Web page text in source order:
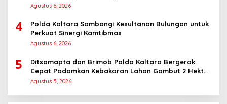
Agustus 6, 2026
4
Polda Kaltara Sambangi Kesultanan Bulungan untuk
Perkuat Sinergi Kamtibmas
Agustus 6, 2026
5
Ditsamapta dan Brimob Polda Kaltara Bergerak
Cepat Padamkan Kebakaran Lahan Gambut 2 Hektar
di Bulungan
Agustus 5, 2026